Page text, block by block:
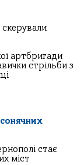
артбригади
стрільби з
стає
міст